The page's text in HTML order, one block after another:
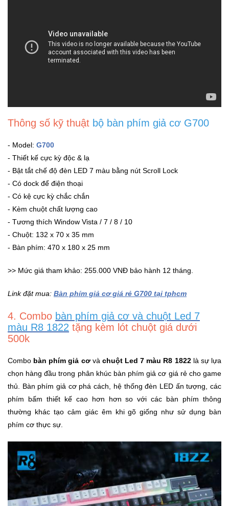
Thông số kỹ thuật bộ bàn phím giả cơ G700
- Model: G700
- Thiết kế cực kỳ độc & lạ
- Bật tắt chế độ đèn LED 7 màu bằng nút Scroll Lock
- Có dock để điện thoại
- Có kệ cực kỳ chắc chắn
- Kèm chuột chất lượng cao
- Tương thích Window Vista / 7 / 8 / 10
- Chuột: 132 x 70 x 35 mm
- Bàn phím: 470 x 180 x 25 mm
>> Mức giá tham khảo: 255.000 VNĐ bảo hành 12 tháng.
Link đặt mua: Bàn phím giả cơ giá rẻ G700 tại tphcm
4. Combo bàn phím giả cơ và chuột Led 7
màu R8 1822 tặng kèm lót chuột giá dưới
500k
Combo bàn phím giả cơvàchuột Led 7 màu R8 1822là sự lựa
chọn hàng đầu trong phân khúc bàn phím giả cơ giá rẻ cho game
thủ. Bàn phím giả cơ phá cách, hệ thống đèn LED ấn tượng, các
phím bấm thiết kế cao hơn hơn so với các bàn phím thông
thường khác tạo cảm giác êm khi gõ giống như sử dụng bàn
phím cơ thực sự.